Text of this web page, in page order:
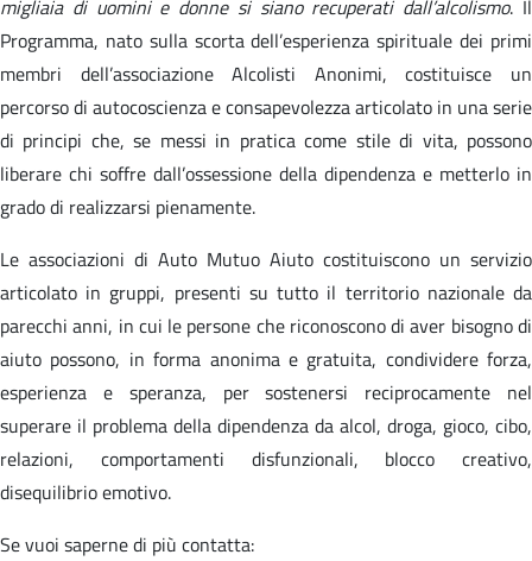
migliaia di uomini e donne si siano recuperati dall’alcolismo. Il
Programma, nato sulla scorta dell’esperienza spirituale dei primi
membri dell’associazione Alcolisti Anonimi, costituisce un
percorso di autocoscienza e consapevolezza articolato in una serie
di principi che, se messi in pratica come stile di vita, possono
liberare chi soffre dall’ossessione della dipendenza e metterlo in
grado di realizzarsi pienamente.
Le associazioni di Auto Mutuo Aiuto costituiscono un servizio
articolato in gruppi, presenti su tutto il territorio nazionale da
parecchi anni, in cui le persone che riconoscono di aver bisogno di
aiuto possono, in forma anonima e gratuita, condividere forza,
esperienza e speranza, per sostenersi reciprocamente nel
superare il problema della dipendenza da alcol, droga, gioco, cibo,
relazioni, comportamenti disfunzionali, blocco creativo,
disequilibrio emotivo.
Se vuoi saperne di più contatta: